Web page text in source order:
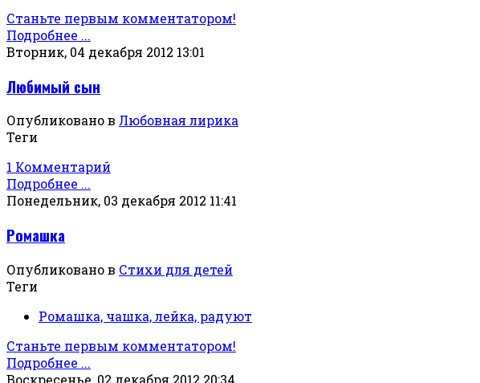
Станьте первым комментатором!
Подробнее ...
Вторник, 04 декабря 2012 13:01
Любимый сын
Опубликовано в Любовная лирика
Теги
1 Комментарий
Подробнее ...
Понедельник, 03 декабря 2012 11:41
Ромашка
Опубликовано в Стихи для детей
Теги
Ромашка, чашка, лейка, радуют
Станьте первым комментатором!
Подробнее ...
Воскресенье, 02 декабря 2012 20:34